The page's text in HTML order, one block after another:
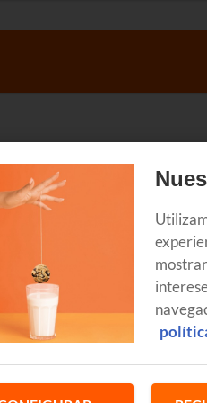
Roaming en la